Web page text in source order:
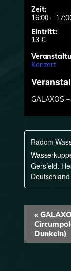
Zeit:
16:00 –
Eintritt:
13 €
Konzert
GALAXOS
Radom
Gersfeld,
Deutschland
r
«
Dunkeln)